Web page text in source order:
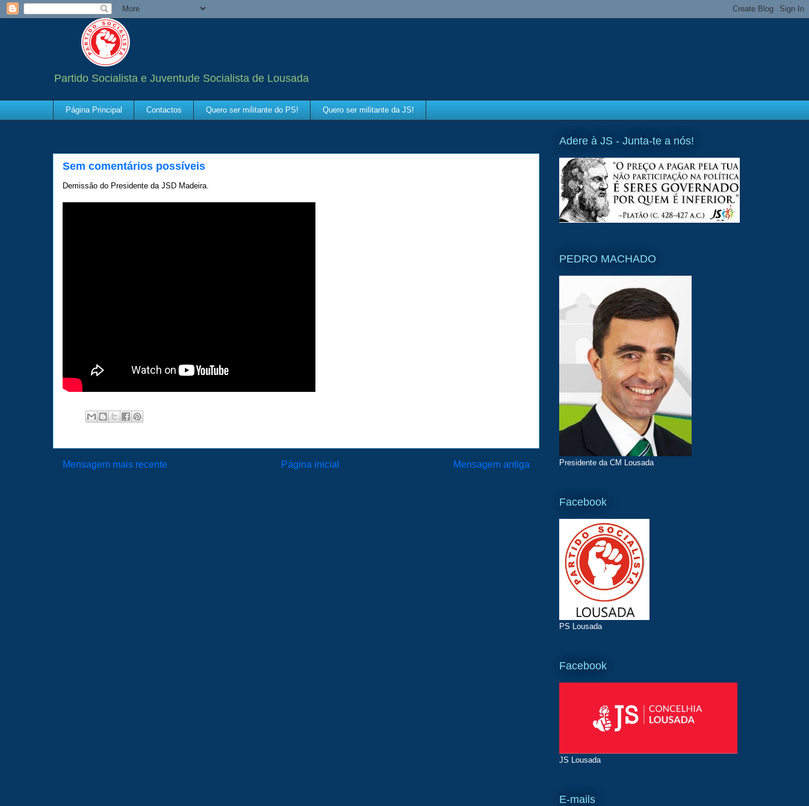
Partido Socialista e Juventude Socialista de Lousada
Página Principal Contactos Quero ser militante do PS! Quero ser militante da JS!
Sem comentários possíveis
Demissão do Presidente da JSD Madeira.
Mensagem mais recente Mensagem antiga
Página inicial
Adere à JS - Junta-te a nós!
PEDRO MACHADO
Presidente da CM Lousada
Facebook
PS Lousada
Facebook
JS Lousada
E-mails